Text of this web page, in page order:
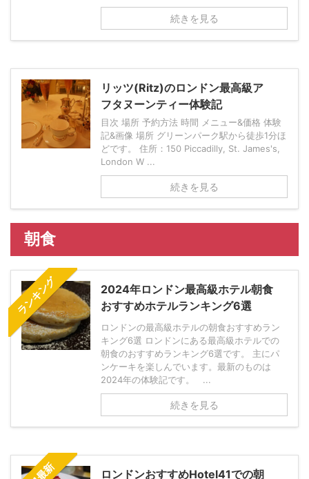
続きを見る
リッツ(Ritz)のロンドン最高級ア
フタヌーンティー体験記
目次 場所 予約方法 時間 メニュー&価格 体験
記&画像 場所 グリーンパーク駅から徒歩1分ほ
どです。 住所：150 Piccadilly, St. James's,
London W ...
続きを見る
朝食
ランキング
2024年ロンドン最高級ホテル朝食
おすすめホテルランキング6選
ロンドンの最高級ホテルの朝食おすすめラン
キング6選 ロンドンにある最高級ホテルでの
朝食のおすすめランキング6選です。 主にパ
ンケーキを楽しんでいます。最新のものは
2024年の体験記です。 ...
続きを見る
ロンドンおすすめHotel41での朝